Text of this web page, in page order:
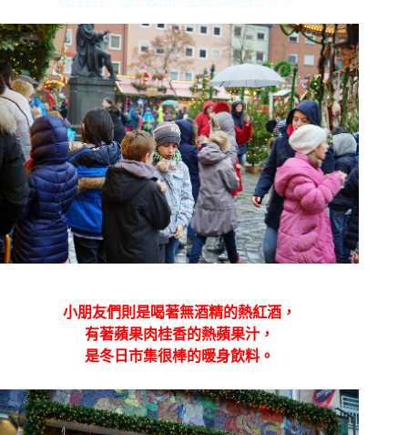
小朋友們則是喝著無酒精的熱紅酒，
有著蘋果肉桂香的熱蘋果汁，
是冬日市集很棒的暖身飲料。